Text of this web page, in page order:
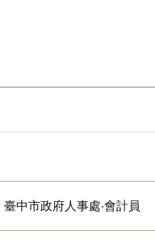
臺中市政府人事處‧會計員